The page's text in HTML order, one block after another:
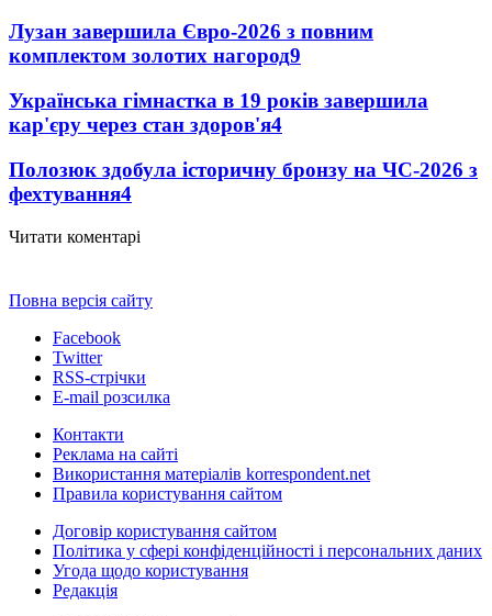
Лузан завершила Євро-2026 з повним
комплектом золотих нагород9
Українська гімнастка в 19 років завершила
кар'єру через стан здоров'я4
Полозюк здобула історичну бронзу на ЧС-2026 з
фехтування4
Читати коментарі
Повна версія сайту
Facebook
Twitter
RSS-стрічки
E-mail розсилка
Контакти
Реклама на сайті
Використання матеріалів korrespondent.net
Правила користування сайтом
Договір користування сайтом
Політика у сфері конфіденційності і персональних даних
Угода щодо користування
Редакція